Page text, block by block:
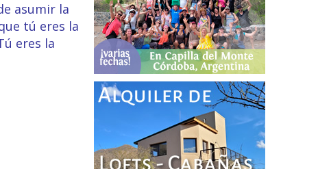
asumir la
tú eres la
eres la